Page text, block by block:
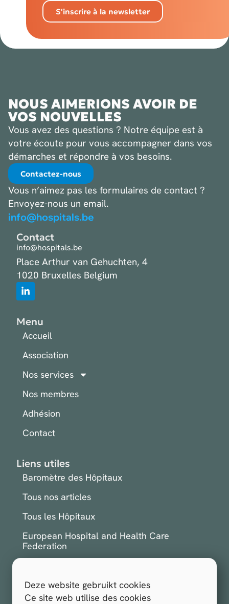
Deze website gebruikt cookies
Ce site web utilise des cookies
S'inscrire à la newsletter
NOUS AIMERIONS AVOIR DE
VOS NOUVELLES
Vous avez des questions ? Notre équipe est à
votre écoute pour vous accompagner dans vos
démarches et répondre à vos besoins.
Contactez-nous
Vous n’aimez pas les formulaires de contact ?
Envoyez-nous un email.
info@hospitals.be
Contact
info@hospitals.be
Place Arthur van Gehuchten, 4
1020 Bruxelles Belgium
Menu
Accueil
Association
Nos services
Nos membres
Adhésion
Contact
Liens utiles
Baromètre des Hôpitaux
Tous nos articles
Tous les Hôpitaux
European Hospital and Health Care
Federation
S'inscrire à la newsletter